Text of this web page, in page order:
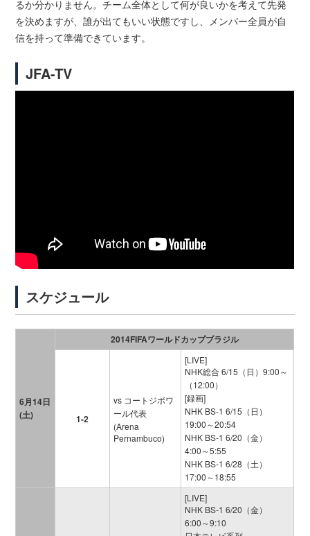
るか分かりません。チーム全体として何が良いかを考えて先発
を決めますが、誰が出てもいい状態ですし、メンバー全員が自
信を持って準備できています。
JFA-TV
スケジュール
6月14日
(土)
2014FIFAワールドカップブラジル
1-2
vs コートジボワ
ール代表
(Arena
Pernambuco)
[LIVE]
NHK総合 6/15（日）9:00～
（12:00）
[録画]
NHK BS-1 6/15（日）
19:00～20:54
NHK BS-1 6/20（金）
4:00～5:55
NHK BS-1 6/28（土）
17:00～18:55
[LIVE]
NHK BS-1 6/20（金）
6:00～9:10